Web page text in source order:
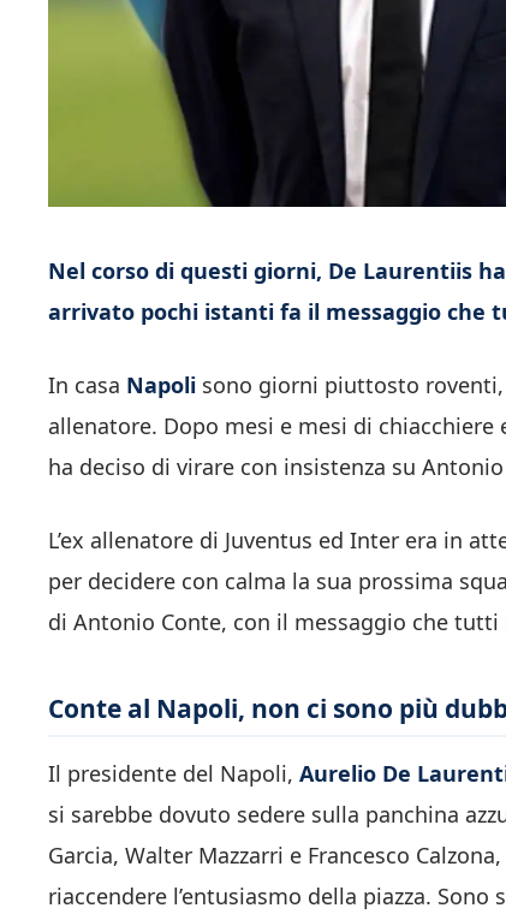
Nel corso di questi giorni, De Laurentiis
arrivato pochi istanti fa il messaggio che
In casa Napoli sono giorni piuttosto roventi,
allenatore. Dopo mesi e mesi di
ha deciso di virare con insistenza su
L’ex allenatore di Juventus ed Inter era in
per decidere con calma la sua prossima
di Antonio Conte, con il messaggio che
Conte al Napoli, non ci sono più
Il presidente del Napoli, Aurelio De
si sarebbe dovuto sedere sulla panchina
Garcia, Walter Mazzarri e Francesco
riaccendere l’entusiasmo della piazza.